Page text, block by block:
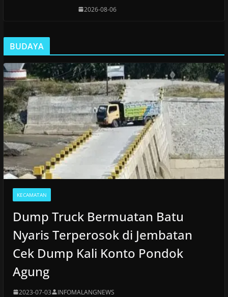
2026-08-06
BUDAYA
KECAMATAN
Dump Truck Bermuatan Batu
Nyaris Terperosok di Jembatan
Cek Dump Kali Konto Pondok
Agung
2023-07-03 INFOMALANGNEWS